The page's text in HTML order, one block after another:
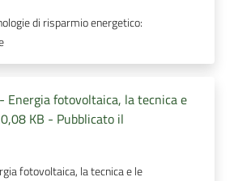
di risparmio energetico:
fotovoltaica, la tecnica e
KB - Pubblicato il
fotovoltaica, la tecnica e le